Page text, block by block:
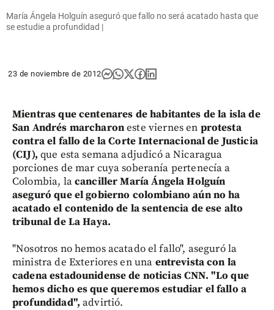
María Ángela Holguín aseguró que fallo no será acatado hasta que
se estudie a profundidad |
23 de noviembre de 2012
Mientras quecentenares de habitantes de la isla de
San Andrés marcharoneste viernes en protesta
contra el fallo de la Corte Internacional de Justicia
(CIJ), que esta semana adjudicó a Nicaragua
porciones de mar cuya soberanía pertenecía a
Colombia, lacanciller María Ángela Holguín
aseguró que el gobierno colombiano aún no ha
acatado el contenido de la sentencia de ese alto
tribunal de La Haya.
"Nosotros no hemos acatado el fallo", aseguró la
ministra de Exteriores en una entrevista con la
cadena estadounidense de noticias CNN. "Lo que
hemos dicho es que queremos estudiar el fallo a
profundidad", advirtió.